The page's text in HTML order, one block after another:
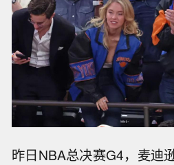
昨日NBA总决赛G4，麦迪